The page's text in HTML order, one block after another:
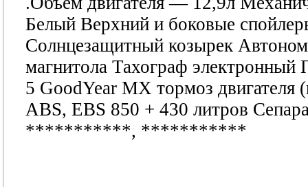
Белый Верхний и боковые
Солнцезащитный козырек
магнитола Тахограф
5 GoodYear МХ тормоз двигателя
ABS, EBS 850 + 430 литров
***********, ***********